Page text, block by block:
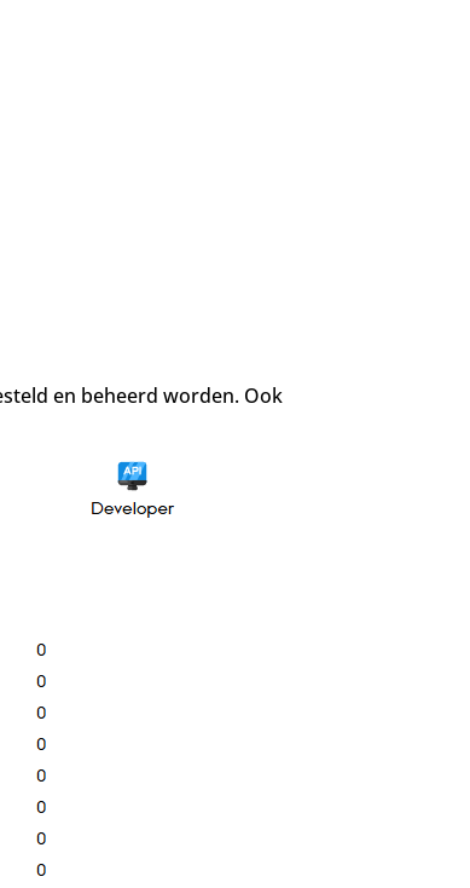
en beheerd worden. Ook